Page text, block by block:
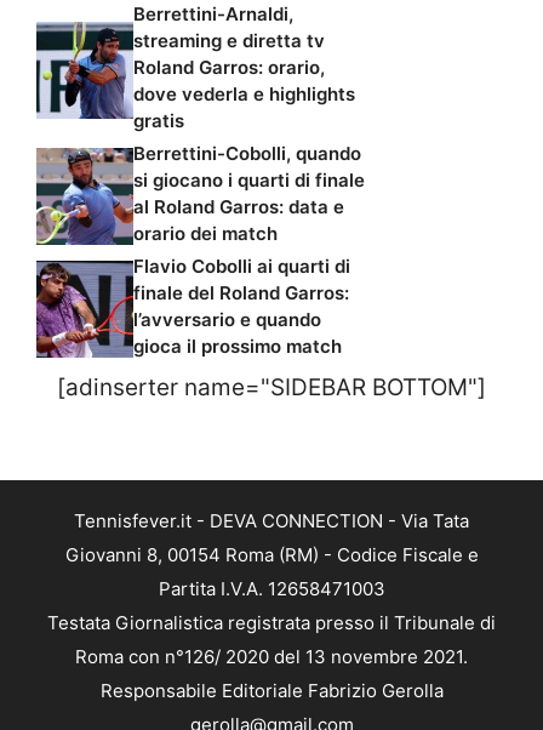
Berrettini-Arnaldi,
streaming e diretta tv
Roland Garros: orario,
dove vederla e highlights
gratis
Berrettini-Cobolli, quando
si giocano i quarti di finale
al Roland Garros: data e
orario dei match
Flavio Cobolli ai quarti di
finale del Roland Garros:
l’avversario e quando
gioca il prossimo match
[adinserter name="SIDEBAR BOTTOM"]
Tennisfever.it - DEVA CONNECTION - Via Tata
Giovanni 8, 00154 Roma (RM) - Codice Fiscale e
Partita I.V.A. 12658471003
Testata Giornalistica registrata presso il Tribunale di
Roma con n°126/ 2020 del 13 novembre 2021.
Responsabile Editoriale Fabrizio Gerolla
gerolla@gmail.com